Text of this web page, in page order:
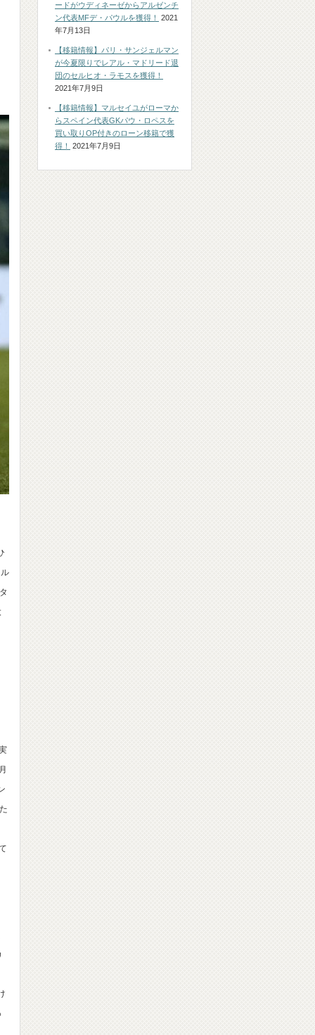
ードがウディネーゼからアルゼンチ
ン代表MFデ・パウルを獲得！
2021
年7月13日
【移籍情報】パリ・サンジェルマン
が今夏限りでレアル・マドリード退
団のセルヒオ・ラモスを獲得！
2021年7月9日
【移籍情報】マルセイユがローマか
らスペイン代表GKパウ・ロペスを
買い取りOP付きのローン移籍で獲
得！
2021年7月9日